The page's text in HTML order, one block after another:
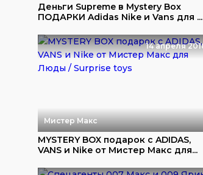
Деньги Supreme в Mystery Box
ПОДАРКИ Adidas Nike и Vans для ...
14 апреля
Мистер Макс
MYSTERY BOX подарок с ADIDAS,
VANS и Nike от Мистер Макс для...